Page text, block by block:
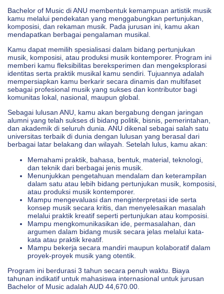
Bachelor of Music di ANU membentuk kemampuan artistik musik
kamu melalui pendekatan yang menggabungkan pertunjukan,
komposisi, dan rekaman musik. Pada jurusan ini, kamu akan
mendapatkan berbagai pengalaman musikal.
Kamu dapat memilih spesialisasi dalam bidang pertunjukan
musik, komposisi, atau produksi musik kontemporer. Program ini
memberi kamu fleksibilitas bereksperimen dan mengeksplorasi
identitas serta praktik musikal kamu sendiri. Tujuannya adalah
mempersiapkan kamu berkarir secara dinamis dan multifaset
sebagai profesional musik yang sukses dan kontributor bagi
komunitas lokal, nasional, maupun global.
Sebagai lulusan ANU, kamu akan bergabung dengan jaringan
alumni yang telah sukses di bidang politik, bisnis, pemerintahan,
dan akademik di seluruh dunia. ANU dikenal sebagai salah satu
universitas terbaik di dunia dengan lulusan yang berasal dari
berbagai latar belakang dan wilayah. Setelah lulus, kamu akan:
Memahami praktik, bahasa, bentuk, material, teknologi,
dan teknik dari berbagai jenis musik.
Menunjukkan pengetahuan mendalam dan keterampilan
dalam satu atau lebih bidang pertunjukan musik, komposisi,
atau produksi musik kontemporer.
Mampu mengevaluasi dan menginterpretasi ide serta
konsep musik secara kritis, dan menyelesaikan masalah
melalui praktik kreatif seperti pertunjukan atau komposisi.
Mampu mengkomunikasikan ide, permasalahan, dan
argumen dalam bidang musik secara jelas melalui kata-
kata atau praktik kreatif.
Mampu bekerja secara mandiri maupun kolaboratif dalam
proyek-proyek musik yang otentik.
Program ini berdurasi 3 tahun secara penuh waktu. Biaya
tahunan indikatif untuk mahasiswa internasional untuk jurusan
Bachelor of Music adalah AUD 44,670.00.